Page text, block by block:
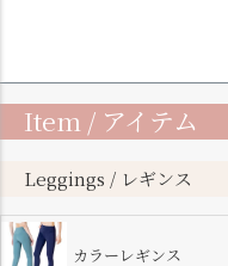
Item / アイテム
Leggings / レギンス
カラーレギンス